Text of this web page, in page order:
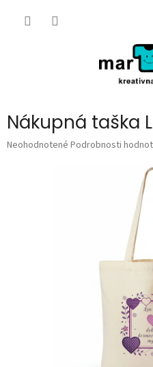
Nákupná taška
Priemerné
Neohodnotené Podrobnosti